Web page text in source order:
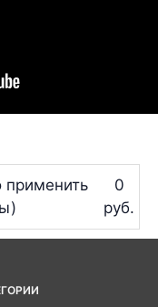
применить
0
руб.